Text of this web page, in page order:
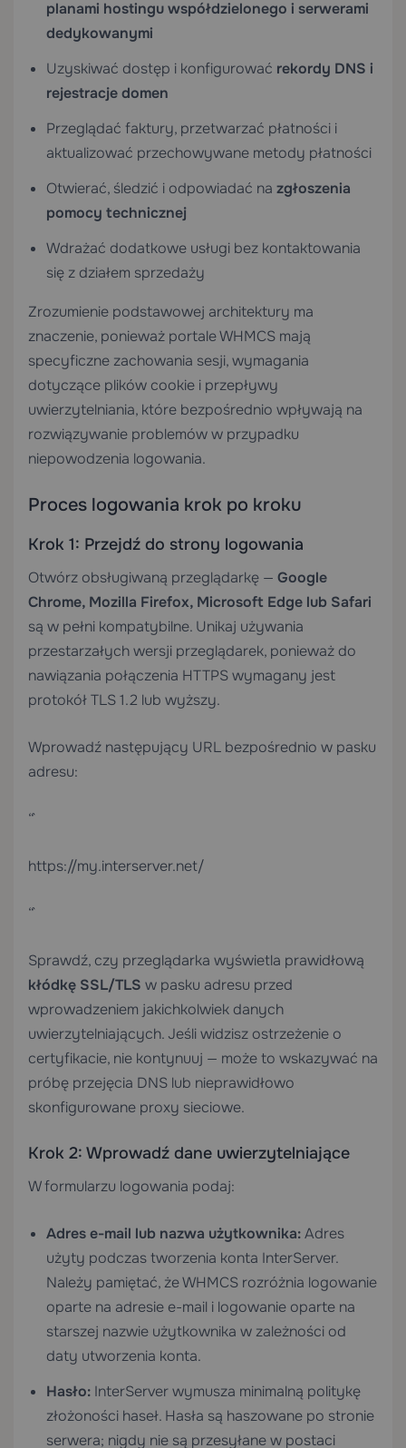
planami hostingu współdzielonego i serwerami
dedykowanymi
Uzyskiwać dostęp i konfigurować rekordy DNS i
rejestracje domen
Przeglądać faktury, przetwarzać płatności i
aktualizować przechowywane metody płatności
Otwierać, śledzić i odpowiadać na zgłoszenia
pomocy technicznej
Wdrażać dodatkowe usługi bez kontaktowania
się z działem sprzedaży
Zrozumienie podstawowej architektury ma
znaczenie, ponieważ portale WHMCS mają
specyficzne zachowania sesji, wymagania
dotyczące plików cookie i przepływy
uwierzytelniania, które bezpośrednio wpływają na
rozwiązywanie problemów w przypadku
niepowodzenia logowania.
Proces logowania krok po kroku
Krok 1: Przejdź do strony logowania
Otwórz obsługiwaną przeglądarkę — Google
Chrome, Mozilla Firefox, Microsoft Edge lub Safari
są w pełni kompatybilne. Unikaj używania
przestarzałych wersji przeglądarek, ponieważ do
nawiązania połączenia HTTPS wymagany jest
protokół TLS 1.2 lub wyższy.
Wprowadź następujący URL bezpośrednio w pasku
adresu:
“`
https://my.interserver.net/
“`
Sprawdź, czy przeglądarka wyświetla prawidłową
kłódkę SSL/TLS w pasku adresu przed
wprowadzeniem jakichkolwiek danych
uwierzytelniających. Jeśli widzisz ostrzeżenie o
certyfikacie, nie kontynuuj — może to wskazywać na
próbę przejęcia DNS lub nieprawidłowo
skonfigurowane proxy sieciowe.
Krok 2: Wprowadź dane uwierzytelniające
W formularzu logowania podaj:
Adres e-mail lub nazwa użytkownika:Adres
użyty podczas tworzenia konta InterServer.
Należy pamiętać, że WHMCS rozróżnia logowanie
oparte na adresie e-mail i logowanie oparte na
starszej nazwie użytkownika w zależności od
daty utworzenia konta.
Hasło: InterServer wymusza minimalną politykę
złożoności haseł. Hasła są haszowane po stronie
serwera; nigdy nie są przesyłane w postaci